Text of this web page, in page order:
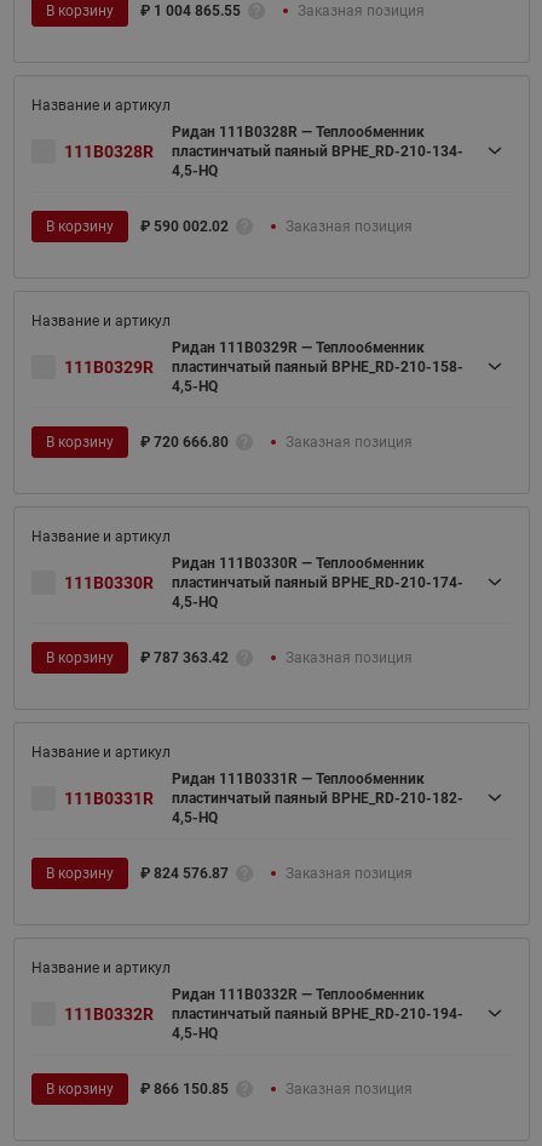
В корзину ₽ 1 004 865.55 Заказная позиция
111B0328R
Ридан 111B0328R — Теплообменник
пластинчатый паяный BPHE_RD-210-134-
4,5-HQ
В корзину ₽ 590 002.02 Заказная позиция
111B0329R
Ридан 111B0329R — Теплообменник
пластинчатый паяный BPHE_RD-210-158-
4,5-HQ
В корзину ₽ 720 666.80 Заказная позиция
111B0330R
Ридан 111B0330R — Теплообменник
пластинчатый паяный BPHE_RD-210-174-
4,5-HQ
В корзину ₽ 787 363.42 Заказная позиция
111B0331R
Ридан 111B0331R — Теплообменник
пластинчатый паяный BPHE_RD-210-182-
4,5-HQ
В корзину ₽ 824 576.87 Заказная позиция
111B0332R
Ридан 111B0332R — Теплообменник
пластинчатый паяный BPHE_RD-210-194-
4,5-HQ
В корзину ₽ 866 150.85 Заказная позиция